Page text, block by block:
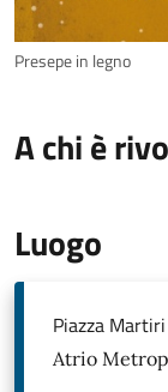
Presepe in legno
A chi è
Luogo
Piazza
Atrio